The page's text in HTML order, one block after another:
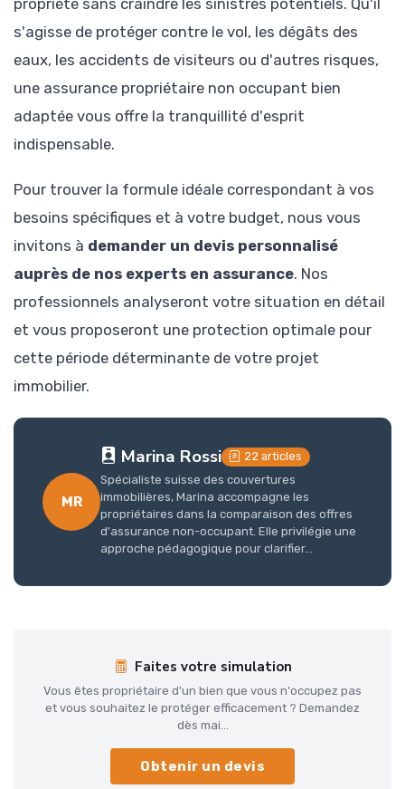
s'agisse de protéger contre le vol, les dégâts des
eaux, les accidents de visiteurs ou d'autres risques,
une assurance propriétaire non occupant bien
adaptée vous offre la tranquillité d'esprit
indispensable.
Pour trouver la formule idéale correspondant à vos
besoins spécifiques et à votre budget, nous vous
invitons à demander un devis personnalisé
auprès de nos experts en assurance. Nos
professionnels analyseront votre situation en détail
et vous proposeront une protection optimale pour
cette période déterminante de votre projet
immobilier.
MR
Marina Rossi
22 articles
Spécialiste suisse des couvertures
immobilières, Marina accompagne les
propriétaires dans la comparaison des offres
d'assurance non-occupant. Elle privilégie une
approche pédagogique pour clarifier...
Faites votre simulation
Vous êtes propriétaire d'un bien que vous n'occupez pas
et vous souhaitez le protéger efficacement ? Demandez
dès mai...
Obtenir un devis